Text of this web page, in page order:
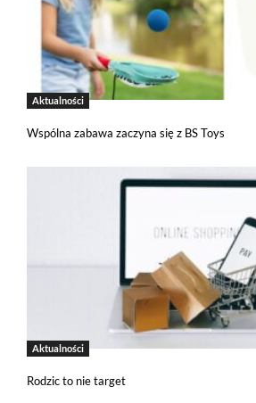
Aktualności
Wspólna zabawa zaczyna się z BS Toys
Aktualności
Rodzic to nie target
Jeżeli tutaj zaglądasz, to znak, że cenisz
wykorzystywanie plików cookies oraz
Pliki cookies własne wykorzystywane są na
zapewnienia prawidłowego działania
strony a pliki cookies podmiotów trzecich w
z narzędzi zewnętrznych na zasadach
polityce prywatności.
Jeżeli chcesz zaakceptować wszystkie
cookies, kliknij w poniższy przycisk.
Akceptuję wszystkie pliki cookies